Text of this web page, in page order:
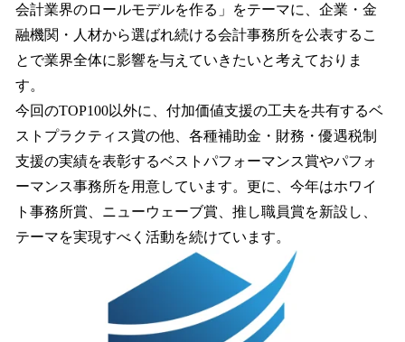
会計業界のロールモデルを作る」をテーマに、企業・金
融機関・人材から選ばれ続ける会計事務所を公表するこ
とで業界全体に影響を与えていきたいと考えておりま
す。
今回のTOP100以外に、付加価値支援の工夫を共有するベ
ストプラクティス賞の他、各種補助金・財務・優遇税制
支援の実績を表彰するベストパフォーマンス賞やパフォ
ーマンス事務所を用意しています。更に、今年はホワイ
ト事務所賞、ニューウェーブ賞、推し職員賞を新設し、
テーマを実現すべく活動を続けています。